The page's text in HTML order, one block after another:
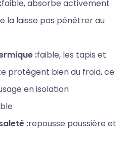
faible, absorbe activement
la laisse pas pénétrer au
:faible, les tapis et
protègent bien du froid, ce
en isolation
:repousse poussière et